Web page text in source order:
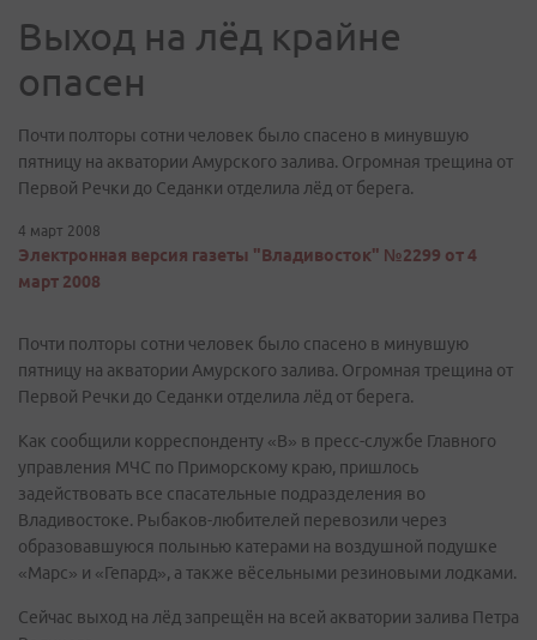
Выход на лёд крайне
опасен
Почти полторы сотни человек было спасено в минувшую
пятницу на акватории Амурского залива. Огромная трещина от
Первой Речки до Седанки отделила лёд от берега.
4 март 2008
Электронная версия газеты "Владивосток" №2299 от 4
март 2008
Почти полторы сотни человек было спасено в минувшую
пятницу на акватории Амурского залива. Огромная трещина от
Первой Речки до Седанки отделила лёд от берега.
Как сообщили корреспонденту «В» в пресс-службе Главного
управления МЧС по Приморскому краю, пришлось
задействовать все спасательные подразделения во
Владивостоке. Рыбаков-любителей перевозили через
образовавшуюся полынью катерами на воздушной подушке
«Марс» и «Гепард», а также вёсельными резиновыми лодками.
Сейчас выход на лёд запрещён на всей акватории залива Петра